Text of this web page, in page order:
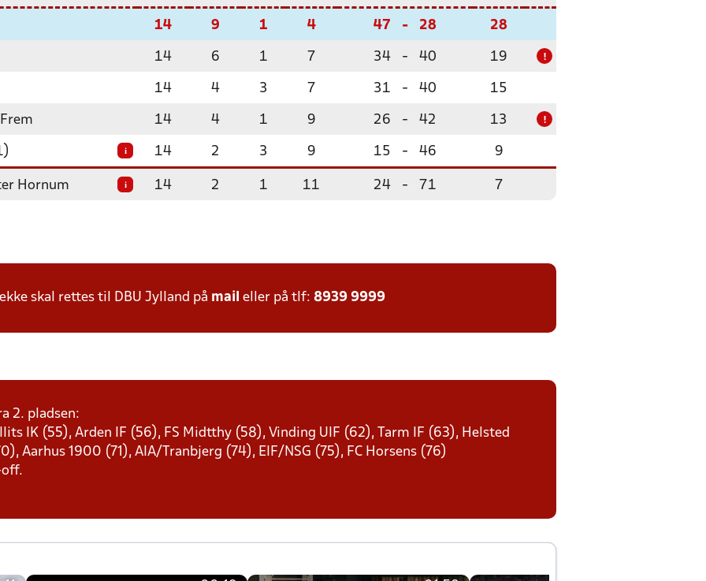
14 9 1 4 47 - 28 28
14 6 1 7 34 - 40 19 !
14 4 3 7 31 - 40 15
14 4 1 9 26 - 42 13 !
i 14 2 3 9 15 - 46 9
Hornum i 14 2 1 11 24 - 71 7
skal rettes til DBU Jylland på mail eller på tlf: 8939 9999
2. pladsen:
IK (55), Arden IF (56), FS Midtthy (58), Vinding UIF (62), Tarm IF (63), Helsted
Aarhus 1900 (71), AIA/Tranbjerg (74), EIF/NSG (75), FC Horsens (76)
off.